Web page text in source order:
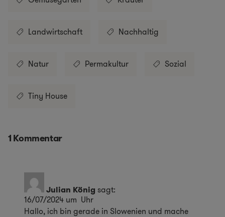
Landwirtschaft Nachhaltig
Natur Permakultur Sozial
Tiny House
1 Kommentar
Julian König sagt:
16/07/2024 um Uhr
Hallo, ich bin gerade in Slowenien und mache